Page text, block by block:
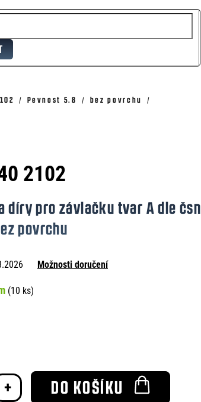
Pevnost 5.8 bez povrchu
2102
díry pro závlačku tvar A dle čsn
povrchu
Možnosti doručení
(10 ks)
DO KOŠÍKU